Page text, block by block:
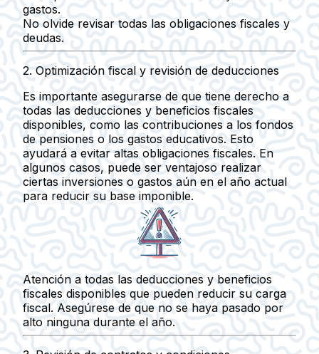
gastos.
No olvide revisar todas las obligaciones fiscales y
deudas.
2. Optimización fiscal y revisión de deducciones
Es importante asegurarse de que tiene derecho a
todas las deducciones y beneficios fiscales
disponibles, como las contribuciones a los fondos
de pensiones o los gastos educativos. Esto
ayudará a evitar altas obligaciones fiscales. En
algunos casos, puede ser ventajoso realizar
ciertas inversiones o gastos aún en el año actual
para reducir su base imponible.
Atención a todas las deducciones y beneficios
fiscales disponibles que pueden reducir su carga
fiscal. Asegúrese de que no se haya pasado por
alto ninguna durante el año.